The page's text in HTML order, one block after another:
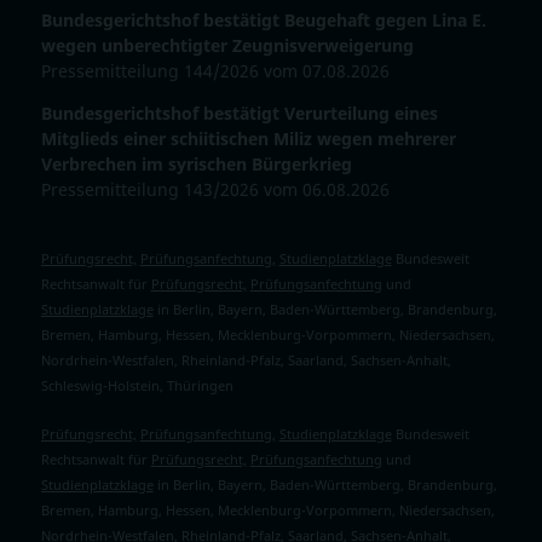
Bundesgerichtshof bestätigt Beugehaft gegen Lina E.
wegen unberechtigter Zeugnisverweigerung
Pressemitteilung 144/2026 vom 07.08.2026
Bundesgerichtshof bestätigt Verurteilung eines
Mitglieds einer schiitischen Miliz wegen mehrerer
Verbrechen im syrischen Bürgerkrieg
Pressemitteilung 143/2026 vom 06.08.2026
Prüfungsrecht, Prüfungsanfechtung, Studienplatzklage Bundesweit
Rechtsanwalt für Prüfungsrecht, Prüfungsanfechtung und
Studienplatzklage in Berlin, Bayern, Baden-Württemberg, Brandenburg,
Bremen, Hamburg, Hessen, Mecklenburg-Vorpommern, Niedersachsen,
Nordrhein-Westfalen, Rheinland-Pfalz, Saarland, Sachsen-Anhalt,
Schleswig-Holstein, Thüringen
Prüfungsrecht, Prüfungsanfechtung, Studienplatzklage Bundesweit
Rechtsanwalt für Prüfungsrecht, Prüfungsanfechtung und
Studienplatzklage in Berlin, Bayern, Baden-Württemberg, Brandenburg,
Bremen, Hamburg, Hessen, Mecklenburg-Vorpommern, Niedersachsen,
Nordrhein-Westfalen, Rheinland-Pfalz, Saarland, Sachsen-Anhalt,